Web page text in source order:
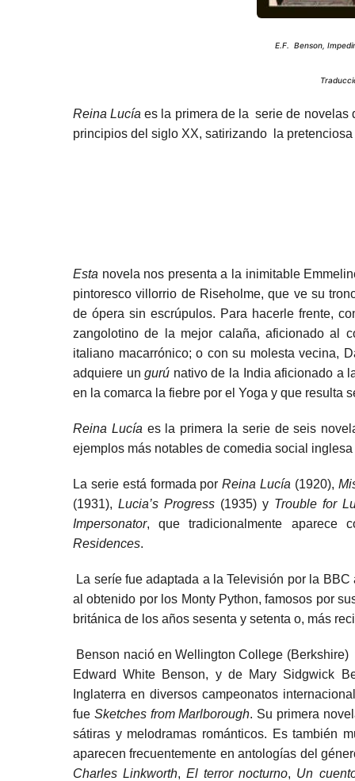
E.F. Benson,
Reina Lucía es la primera de la serie de novelas
principios del siglo XX, satirizando la
Esta novela nos presenta a la inimitable
pintoresco villorrio de Riseholme, que ve su
de ópera sin escrúpulos. Para hacerle frente,
zangolotino de la mejor calaña, aficionado al
italiano macarrónico; o con su molesta vecina,
adquiere ungurú nativo de la India aficionado a
en la comarca la fiebre por el Yoga y que resulta
Reina Lucía es la primera la serie de seis
ejemplos más notables de comedia social
La serie está formada porReina Lucía (1920),
(1931),Lucia’s Progress (1935) y Trouble for
Impersonator, que tradicionalmente
Residences.
La seríe fue adaptada a la Televisión por la
al obtenido por los Monty Python, famosos por
británica de los años sesenta y setenta o, más
Benson nació enWellington College (Berkshire)
Edward White Benson, y de Mary Sidgwick
Inglaterra en diversos campeonatos
fue Sketches from Marlborough. Su primera
sátiras y melodramas románticos. Es también
aparecen frecuentemente en antologías del
Charles Linkworth,El terror nocturno, Un